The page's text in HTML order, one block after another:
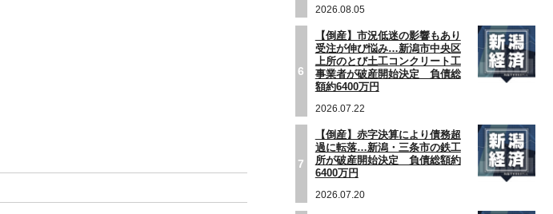
2026.08.05
6
【倒産】市況低迷の影響もあり
受注が伸び悩み…新潟市中央区
上所のとび土工コンクリート工
事業者が破産開始決定 負債総
額約6400万円
2026.07.22
7
【倒産】赤字決算により債務超
過に転落…新潟・三条市の鉄工
所が破産開始決定 負債総額約
6400万円
2026.07.20